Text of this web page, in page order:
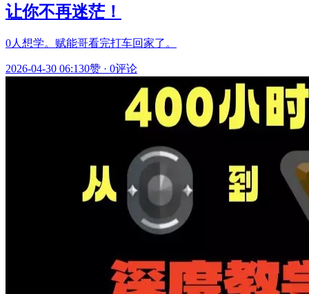
让你不再迷茫！
0人想学。赋能哥看完打车回家了。
2026-04-30 06:130赞 · 0评论